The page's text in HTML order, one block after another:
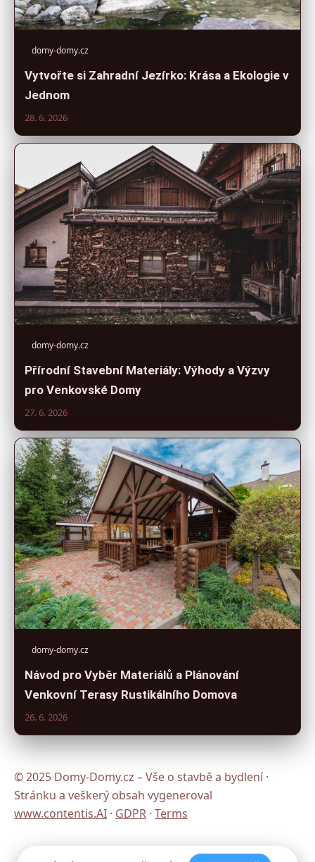
domy-domy.cz
Vytvořte si Zahradní Jezírko: Krása a Ekologie v
Jednom
28. 6. 2026
domy-domy.cz
Přírodní Stavební Materiály: Výhody a Výzvy
pro Venkovské Domy
27. 6. 2026
domy-domy.cz
Návod pro Vyběr Materiálů a Plánování
Venkovní Terasy Rustikálního Domova
26. 6. 2026
© 2025 Domy-Domy.cz – Vše o stavbě a bydlení ·
Stránku a veškerý obsah vygeneroval
www.contentis.AI · GDPR · Terms